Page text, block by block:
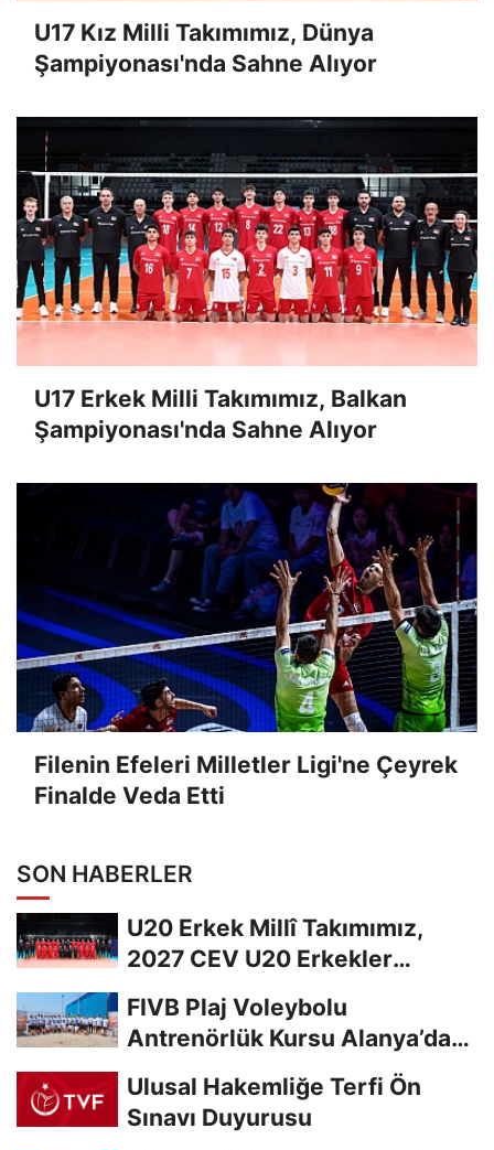
U17 Kız Milli Takımımız, Dünya
Şampiyonası'nda Sahne Alıyor
U17 Erkek Milli Takımımız, Balkan
Şampiyonası'nda Sahne Alıyor
Filenin Efeleri Milletler Ligi'ne Çeyrek
Finalde Veda Etti
SON HABERLER
U20 Erkek Millî Takımımız,
2027 CEV U20 Erkekler
FIVB Plaj Voleybolu
Antrenörlük Kursu Alanya’da
Ulusal Hakemliğe Terfi Ön
Sınavı Duyurusu